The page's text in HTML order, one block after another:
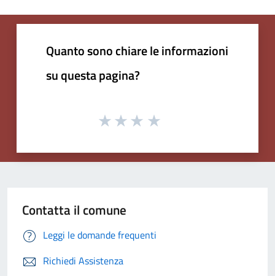
Quanto sono chiare le informazioni
su questa pagina?
Contatta il comune
Leggi le domande frequenti
Richiedi Assistenza